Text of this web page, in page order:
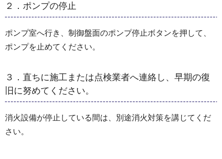
２．ポンプの停止
ポンプ室へ行き、制御盤面のポンプ停止ボタンを押して、
ポンプを止めてください。
３．直ちに施工または点検業者へ連絡し、早期の復
旧に努めてください。
消火設備が停止している間は、別途消火対策を講じてくだ
さい。